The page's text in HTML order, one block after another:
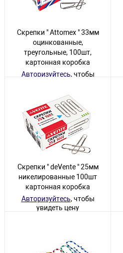
Скрепки " Attomex " 33мм
оцинкованные,
треугольные, 100шт,
картонная коробка
Авторизуйтесь, чтобы
3190 товаров
Скрепки " deVente " 25мм
никелированные 100шт
картонная коробка
Авторизуйтесь, чтобы
увидеть цену